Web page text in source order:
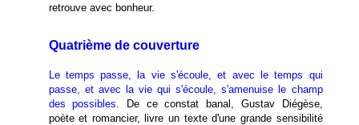
retrouve avec bonheur.
Quatrième de couverture
Le temps passe, la vie s'écoule, et avec le temps qui
passe, et avec la vie qui s'écoule, s'amenuise le champ
des possibles. De ce constat banal, Gustav Diégèse,
poète et romancier, livre un texte d'une grande sensibilité